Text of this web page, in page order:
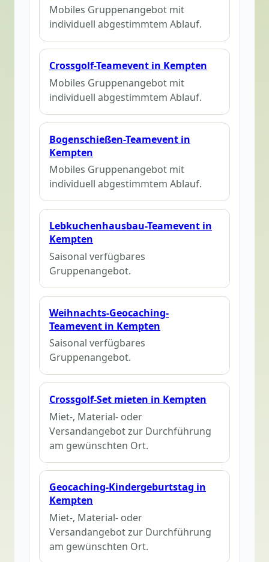
Mobiles Gruppenangebot mit
individuell abgestimmtem Ablauf.
Crossgolf-Teamevent in Kempten
Mobiles Gruppenangebot mit
individuell abgestimmtem Ablauf.
Bogenschießen-Teamevent in
Kempten
Mobiles Gruppenangebot mit
individuell abgestimmtem Ablauf.
Lebkuchenhausbau-Teamevent in
Kempten
Saisonal verfügbares
Gruppenangebot.
Weihnachts-Geocaching-
Teamevent in Kempten
Saisonal verfügbares
Gruppenangebot.
Crossgolf-Set mieten in Kempten
Miet-, Material- oder
Versandangebot zur Durchführung
am gewünschten Ort.
Geocaching-Kindergeburtstag in
Kempten
Miet-, Material- oder
Versandangebot zur Durchführung
am gewünschten Ort.